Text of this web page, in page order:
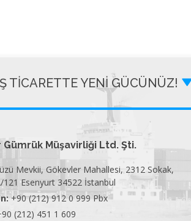
TİCARETTE YENİ GÜCÜNÜZ!
Gümrük Müşavirliği Ltd. Şti.
Mevkii, Gökevler Mahallesi, 2312 Sokak,
121 Esenyurt 34522 İstanbul
+90 (212) 912 0 999 Pbx
(212) 451 1 609